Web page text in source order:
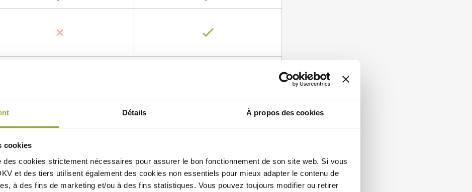
Détails À propos des cookies
cookies
des cookies strictement nécessaires pour assurer le bon fonctionnement de son site web. Si vous
et des tiers utilisent également des cookies non essentiels pour mieux adapter le contenu de
à des fins de marketing et/ou à des fins statistiques. Vous pouvez toujours modifier ou retirer
Télécharger Télécharger